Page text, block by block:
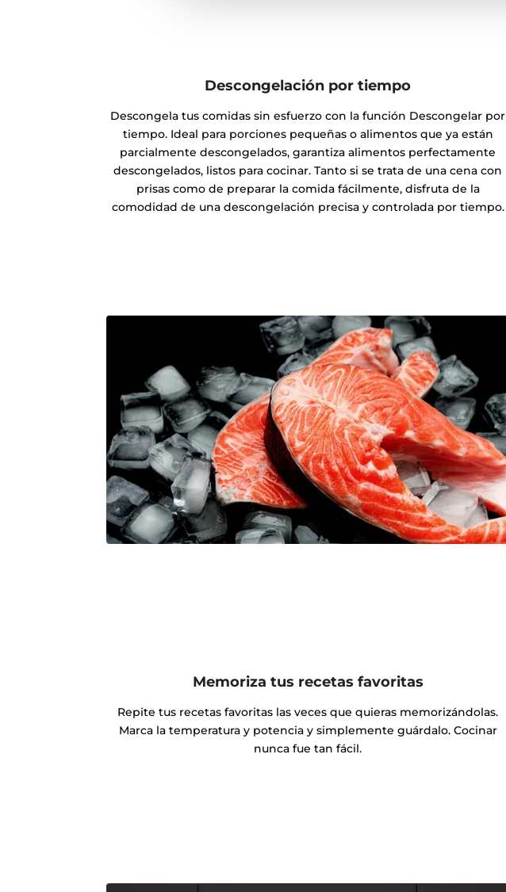
Descongelación por tiempo
Descongela tus comidas sin esfuerzo con la función Descongelar por
tiempo. Ideal para porciones pequeñas o alimentos que ya están
parcialmente descongelados, garantiza alimentos perfectamente
descongelados, listos para cocinar. Tanto si se trata de una cena con
prisas como de preparar la comida fácilmente, disfruta de la
comodidad de una descongelación precisa y controlada por tiempo.
Memoriza tus recetas favoritas
Repite tus recetas favoritas las veces que quieras memorizándolas.
Marca la temperatura y potencia y simplemente guárdalo. Cocinar
nunca fue tan fácil.